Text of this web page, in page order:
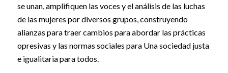
se unan, amplifiquen las voces y el análisis de las luchas
de las mujeres por diversos grupos, construyendo
alianzas para traer cambios para abordar las prácticas
opresivas y las normas sociales para Una sociedad justa
e igualitaria para todos.